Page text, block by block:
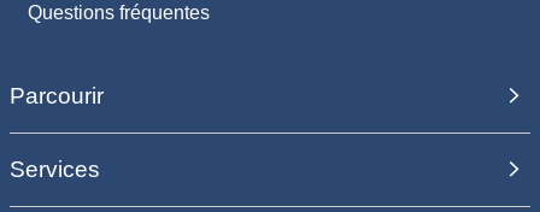
Questions fréquentes
Parcourir
Services